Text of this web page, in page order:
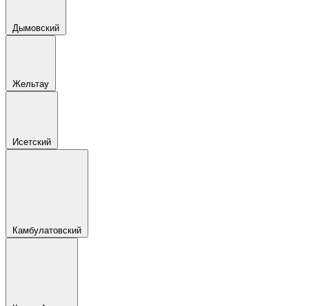
Дымовский
Жельтау
Исетский
Камбулатовский